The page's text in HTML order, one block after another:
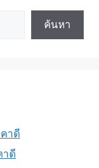
ค้นหา
าดี
าดี